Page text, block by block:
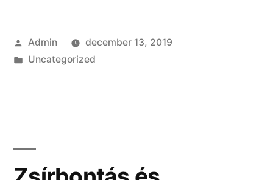
Szerző:
Admin
december 13, 2019
Kategória:
Uncategorized